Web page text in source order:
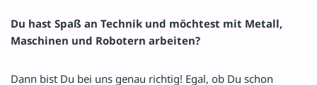
Du hast Spaß an Technik und möchtest mit Metall,
Maschinen und Robotern arbeiten?
Dann bist Du bei uns genau richtig! Egal, ob Du schon